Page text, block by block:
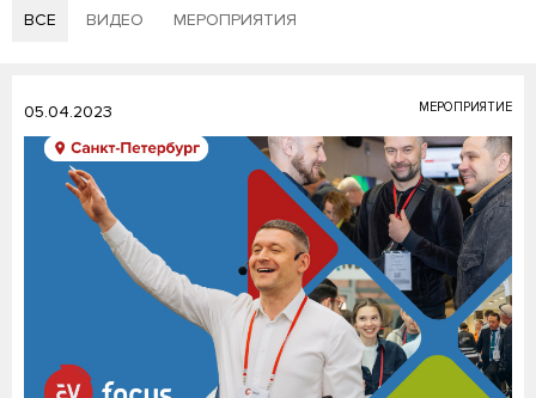
ВСЕ ВИДЕО МЕРОПРИЯТИЯ
05.04.2023 МЕРОПРИЯТИЕ